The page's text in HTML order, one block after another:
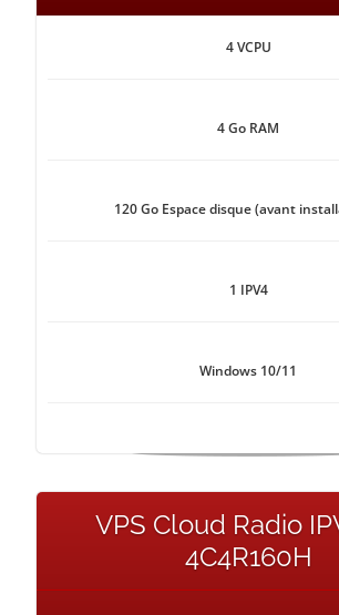
4 VCPU
4 Go RAM
120 Go Espace disque (avant
1 IPV4
Windows 10/11
VPS Cloud Radio
4C4R160H